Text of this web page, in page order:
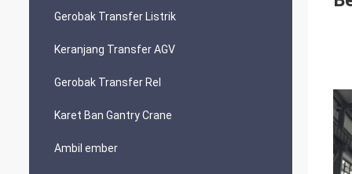
Gerobak Transfer Listrik
Keranjang Transfer AGV
Gerobak Transfer Rel
Karet Ban Gantry Crane
Ambil ember